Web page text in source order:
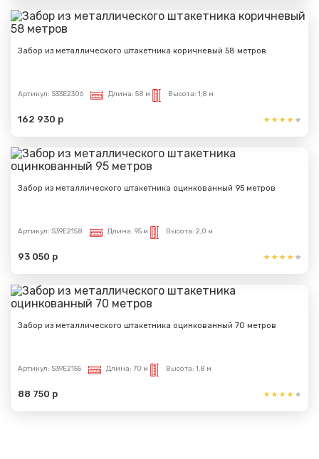
Забор из металлического штакетника коричневый 58 метров
Артикул: S33E2306 Длина: 58 м Высота: 1,8 м
162 930 р
Забор из металлического штакетника оцинкованный 95 метров
Артикул: S39E2158 Длина: 95 м Высота: 2,0 м
93 050 р
Забор из металлического штакетника оцинкованный 70 метров
Артикул: S39E2155 Длина: 70 м Высота: 1,8 м
88 750 р